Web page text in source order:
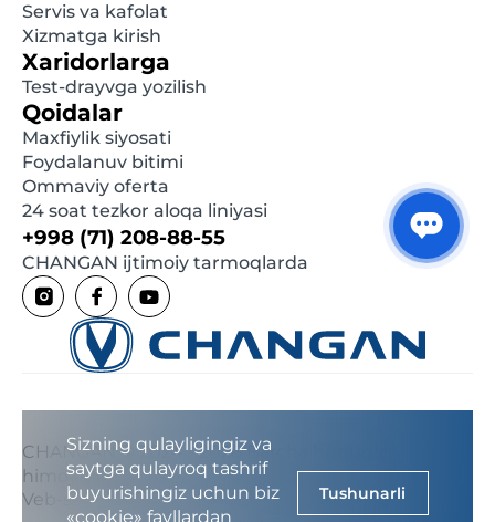
Servis va kafolat
Xizmatga kirish
Xaridorlarga
Test-drayvga yozilish
Qoidalar
Maxfiylik siyosati
Foydalanuv bitimi
Ommaviy oferta
24 soat tezkor aloqa liniyasi
+998 (71) 208-88-55
CHANGAN ijtimoiy tarmoqlarda
CHANGAN © 2024 - 2026 Barcha huquqlar
himoyalangan
Veb-saytlar yaratishLIFESTYLE CREATIVE
Sizning qulayligingiz va
saytga qulayroq tashrif
buyurishingiz uchun biz
«cookie» fayllardan
Tushunarli